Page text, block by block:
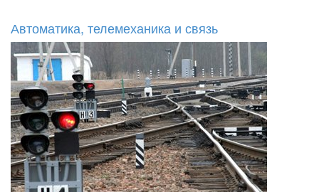
Автоматика, телемеханика и связь